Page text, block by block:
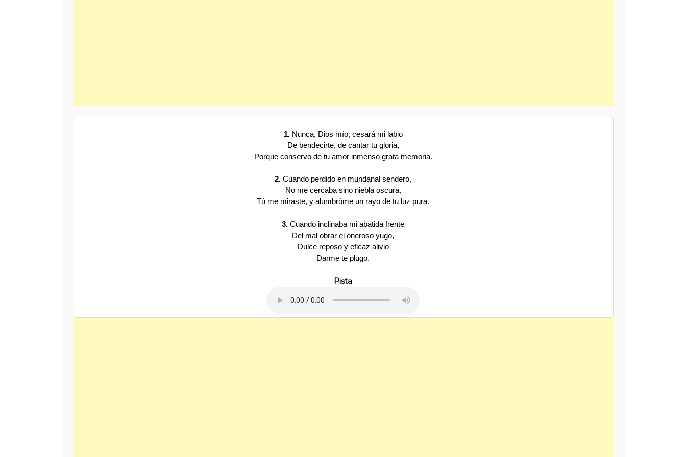
1.Nunca, Dios mío, cesará mi labio
De bendecirte, de cantar tu gloria,
Porque conservo de tu amor inmenso grata memoria.
2. Cuando perdido en mundanal sendero,
No me cercaba sino niebla oscura,
Tú me miraste, y alumbróme un rayo de tu luz pura.
3. Cuando inclinaba mi abatida frente
Del mal obrar el oneroso yugo,
Dulce reposo y eficaz alivio
Darme te plugo.
Pista